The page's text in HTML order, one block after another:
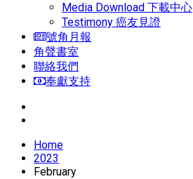
Media Download 下載中心
Testimony 癌友見證
號角月報
角聲書室
聯絡我們
奉獻支持
Home
2023
February